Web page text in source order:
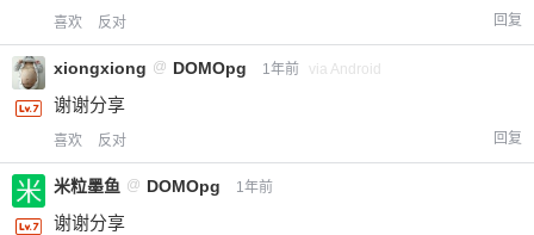
喜欢 反对 回复
xiongxiong @ DOMOpg 1年前 via Android
谢谢分享
喜欢 反对 回复
米粒墨鱼 @ DOMOpg 1年前
谢谢分享